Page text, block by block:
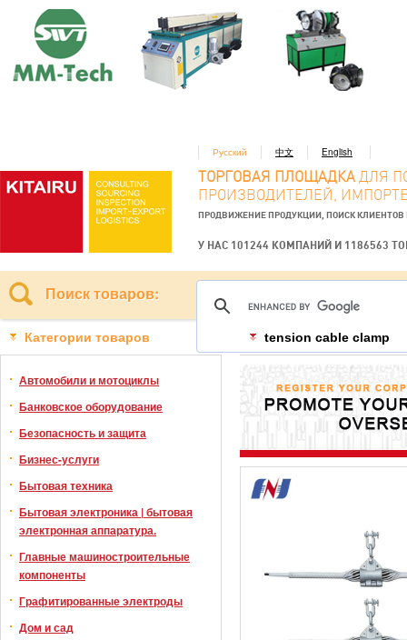
Русский 中文 English
ТОРГОВАЯ ПЛОЩАДКА ДЛЯ
ПРОИЗВОДИТЕЛЕЙ,
ПРОДВИЖЕНИЕ ПРОДУКЦИИ, ПОИСК КЛИЕНТОВ
У НАС 101244 КОМПАНИЙ И 1186563
Поиск товаров:
Категории товаров
Автомобили и мотоциклы
Банковское оборудование
Безопасность и защита
Бизнес-услуги
Бытовая техника
Бытовая электроника | бытовая
электронная аппаратура.
Главные машиностроительные
компоненты
Графитированные электроды
Дом и сад
tension cable clamp